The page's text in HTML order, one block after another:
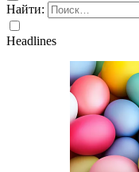
Найти:
Headlines